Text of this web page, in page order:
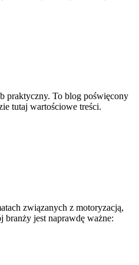
praktyczny. To blog poświęcony
tutaj wartościowe treści.
związanych z motoryzacją,
branży jest naprawdę ważne: